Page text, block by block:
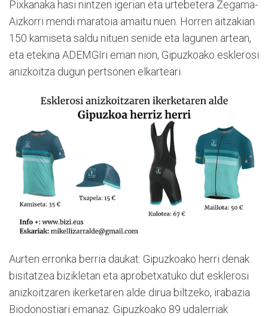
Pixkanaka hasi nintzen igerian eta urtebetera Zegama-
Aizkorri mendi maratoia amaitu nuen. Horren aitzakian
150 kamiseta saldu nituen senide eta lagunen artean,
eta etekina ADEMGIri eman nion, Gipuzkoako esklerosi
anizkoitza dugun pertsonen elkarteari.
Aurten erronka berria daukat: Gipuzkoako herri denak
bisitatzea bizikletan eta aprobetxatuko dut esklerosi
anizkoitzaren ikerketaren alde dirua biltzeko, irabazia
Biodonostiari emanaz. Gipuzkoako 89 udalerriak